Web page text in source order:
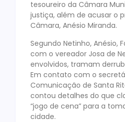
tesoureiro da Câmara
justiça, além de acusar o
Câmara, Anésio Miranda.
Segundo Netinho, Anésio,
com o vereador Josa de
envolvidos, tramam
Em contato com o
Comunicação de Santa
contou detalhes do que
“jogo de cena” para a
cidade.